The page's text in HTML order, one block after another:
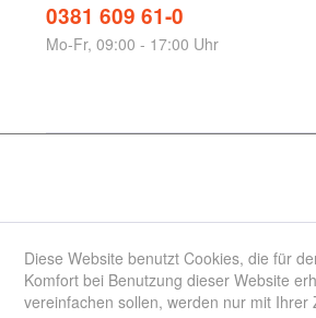
0381 609 61-0
Mo-Fr, 09:00 - 17:00 Uhr
Diese Website benutzt Cookies, die für
Komfort bei Benutzung dieser Website
vereinfachen sollen, werden nur mit Ihrer